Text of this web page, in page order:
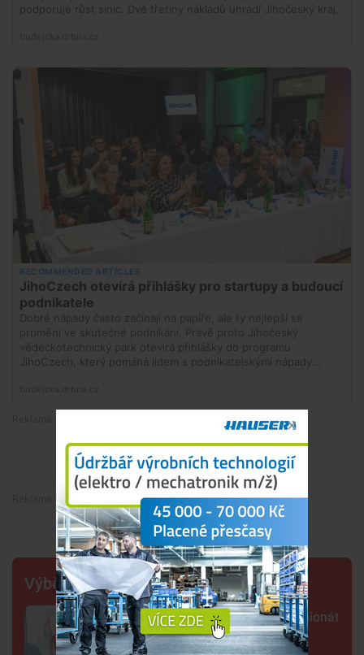
Premium
Výběr šéfredaktora
Lipno poprvé hostí evropský šampionát
jachtařů. Závodníci bojují hlavně s